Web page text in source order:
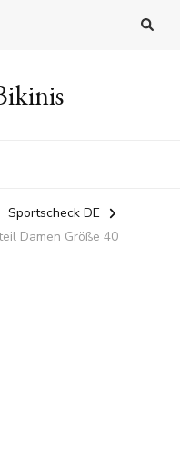
Sportscheck DE
Damen Größe 40